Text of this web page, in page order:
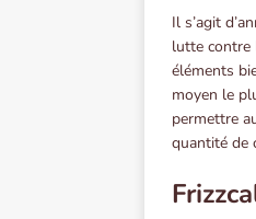
Il s’agit
lutte contre
éléments
moyen le
permettre
quantité de